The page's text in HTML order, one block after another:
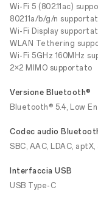
Wi-Fi 5 (802.11ac)
802.11a/b/g/n
Wi-Fi Display
WLAN Tethering
Wi-Fi 5GHz 160MHz
2×2 MIMO supportato
Versione Bluetooth®
Bluetooth® 5.4, Low
Codec audio
SBC, AAC, LDAC,
Interfaccia USB
USB Type-C